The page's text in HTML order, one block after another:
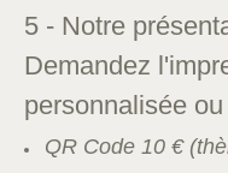
5 - Notre
Demandez
personnalisée
QR Code 10 €